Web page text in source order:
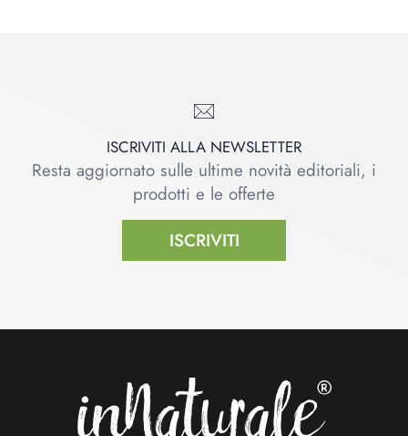
ISCRIVITI ALLA NEWSLETTER
Resta aggiornato sulle ultime novità editoriali, i
prodotti e le offerte
ISCRIVITI